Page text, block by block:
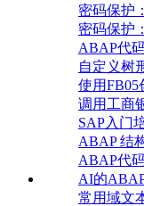
密码保护
密码保护
ABAP代
自定义树
使用FB05
调用工商
SAP入门
ABAP 结
ABAP代
AI的
常用域文